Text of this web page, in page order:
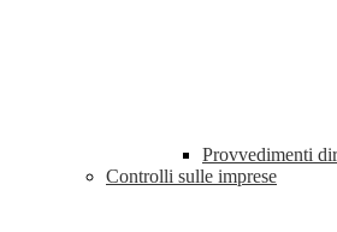
Provvedimenti
Controlli sulle imprese